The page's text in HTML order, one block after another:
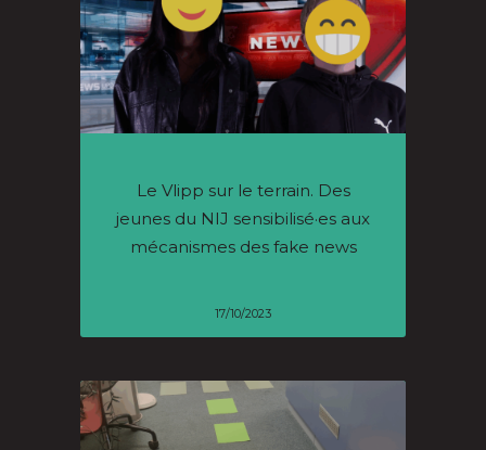
Le Vlipp sur le terrain. Des
jeunes du NIJ sensibilisé·es aux
mécanismes des fake news
17/10/2023